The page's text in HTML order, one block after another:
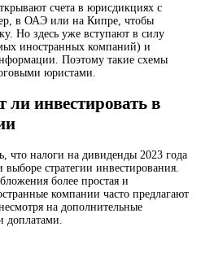
счета в юрисдикциях с
в ОАЭ или на Кипре, чтобы
Но здесь уже вступают в силу
иностранных компаний) и
Поэтому такие схемы
юристами.
ли инвестировать в
что налоги на дивиденды 2023 года
стратегии инвестирования.
более простая и
компании часто предлагают
на дополнительные
доплатами.